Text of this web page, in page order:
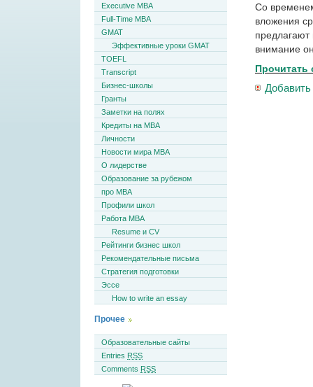
Со
вложения
внимание
Прочитать
Executive MBA
Full-Time MBA
GMAT
Эффективные уроки GMAT
TOEFL
Transcript
Бизнес-школы
Гранты
Заметки на полях
Кредиты на MBA
Личности
Новости мира MBA
О лидерстве
Образование за рубежом
про MBA
Профили школ
Работа MBA
Resume и CV
Рейтинги бизнес школ
Рекомендательные письма
Стратегия подготовки
Эссе
How to write an essay
Прочее
Образовательные сайты
Entries RSS
Comments RSS